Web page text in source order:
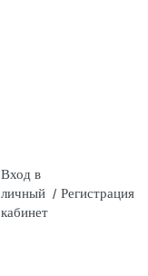
Вход в
личный
кабинет
/ Регистрация